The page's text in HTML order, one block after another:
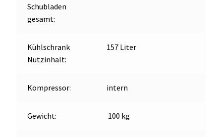
Schubladen
gesamt:
Kühlschrank
Nutzinhalt:
157 Liter
Kompressor: intern
Gewicht: 100 kg